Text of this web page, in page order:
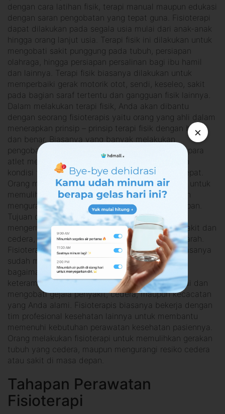
dengan cara latihan fisik, terapi manual maupun edukasi
dengan saran pengobatan yang tepat guna. Fisioterapi
dapat dilakukan pada segala usia mulai dari anak-anak
hingga orang lanjut usia. Terapi fisik ini dilakukan untuk
mengobati sakit punggung pada tubuh, persiapan
olahraga, hingga persiapan persalinan bagi ibu hamil
dan lainnya. Terapi fisik biasanya dilakukan untuk
memperbaiki gerak motorik otot, sendi, keseleo, sakit
pada bagian saraf tertentu dan gangguan fisik lainnya.
Dalam melakukan terapi fisik, Anda akan dibantu
dengan seorang fisioterapis yaitu orang yang ahli dalam
menerapkan prinsip – prinsip terapi fisik dengan baik
dan benar. Biasanya yang banyak melakukan
pengobatan fisioterapi adalah para atlet, karena para
atlet membutuhkan fisioterapi untuk memulihkan
kondisi tubuh mereka agar fit kembali dengan cepat.
Orang melakukan pengobatan dengan fisioterapi untuk
memulihkan gerakan tubuh yang cedera, maupun
mengurangi resiko cedera atau sakit di masa depan.
Tujuan dilakukannya terapi fisik adalah untuk
mengembalikan fungsi tubuh yang terkena penyakit dan
cedera, baik itu cedera ringan maupun cedera parah.
Fisioterapis yang akan melakukan terapi fisik, biasanya
sudah memiliki pengetahuan mendalam tentang
bagaimana cara tubuh bekerja dan memiliki
keterampilan khusus untuk mendiagnosis, menilai dan
mengobati gejala penyakit, cedera, maupun kecacatan
yang Anda alami. Fisioterapis biasanya bekerja dengan
tim profesional kesehatan lainnya untuk membantu
memenuhi kebutuhan perawatan kesehatan pasiennya.
Orang melakukan fisioterapi untuk memulihkan gerakan
tubuh yang cedera, maupun mengurangi resiko cedera
atau sakit di masa depan.
Tahapan Perawatan
Fisioterapi
×